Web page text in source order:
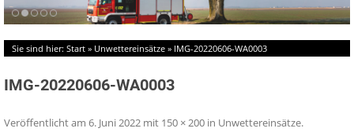
Sie sind hier: Start » Unwettereinsätze » IMG-20220606-WA0003
IMG-20220606-WA0003
Veröffentlicht am 6. Juni 2022 mit 150 × 200 in Unwettereinsätze.